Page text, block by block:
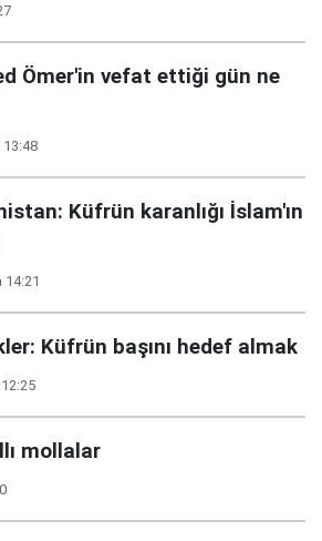
Ömer'in vefat ettiği gün ne
13:48
Küfrün karanlığı İslam'ın
14:21
Küfrün başını hedef almak
mollalar